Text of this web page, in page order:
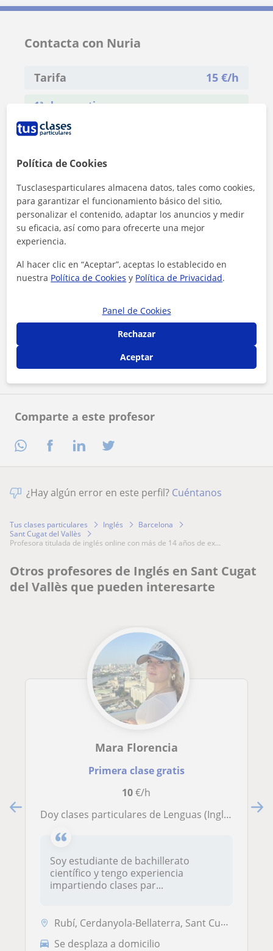
Comparte a este profesor
Contacta con Nuria
Tarifa 15 €/h
1ª clase gratis
Al hacer clic, aceptas nuestroaviso legaly de
Contactar ahora
¿Hay algún error en este perfil? Cuéntanos
Tus clases particulares Inglés
Barcelona
Sant Cugat del Vallès
profesora titulada de inglés online con más de 14 años de ex...
Otros profesores de Inglés en Sant Cugat
del Vallès que pueden interesarte
Mara Florencia
Primera clase gratis
10€/h
Doy clases particulares de Lenguas (Inglés, Catalán y Castellano) y Matemáticas a alumnos desde preescolar hasta 3ro de la ESO y
Soy estudiante de bachillerato
científico y tengo experiencia
impartiendo clases par...
Rubí, Cerdanyola-Bellaterra, Sant Cugat del Vallès, Sant Quirze del Va...
Se desplaza a domicilio
Política de Cookies
Tusclasesparticulares almacena datos, tales como cookies,
para garantizar el funcionamiento básico del sitio,
personalizar el contenido, adaptar los anuncios y medir
su eficacia, así como para ofrecerte una mejor
experiencia.
Al hacer clic en “Aceptar”, aceptas lo establecido en
nuestra Política de Cookies y Política de Privacidad.
Panel de Cookies
Rechazar
Aceptar